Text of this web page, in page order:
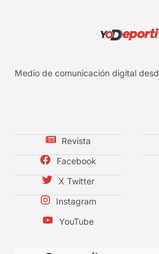
Medio de comunicación digital
Revista
Facebook
X Twitter
Instagram
YouTube